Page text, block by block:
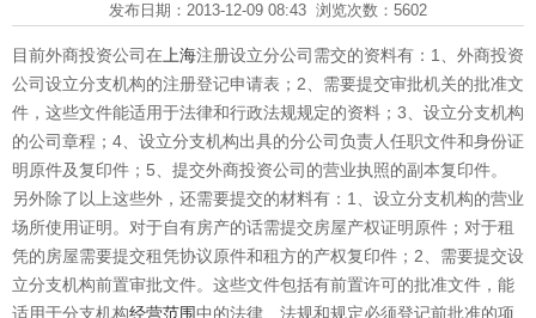
发布日期：2013-12-09 08:43 浏览次数：5602
目前外商投资公司在 上海注册设立分公司需交的资料有：1、外商投资
公司设立分支机构的注册登记申请表；2、需要提交审批机关的批准文
件，这些文件能适用于法律和行政法规规定的资料；3、设立分支机构
的公司章程；4、设立分支机构出具的分公司负责人任职文件和身份证
明原件及复印件；5、提交外商投资公司的营业执照的副本复印件。
另外除了以上这些外，还需要提交的材料有：1、设立分支机构的营业
场所使用证明。对于自有房产的话需提交房屋产权证明原件；对于租
凭的房屋需要提交租凭协议原件和租方的产权复印件；2、需要提交设
立分支机构前置审批文件。这些文件包括有前置许可的批准文件，能
适用于分支机构经营范围中的法律、法规和规定必须登记前批准的项